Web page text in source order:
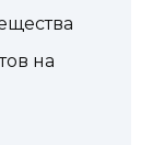
на